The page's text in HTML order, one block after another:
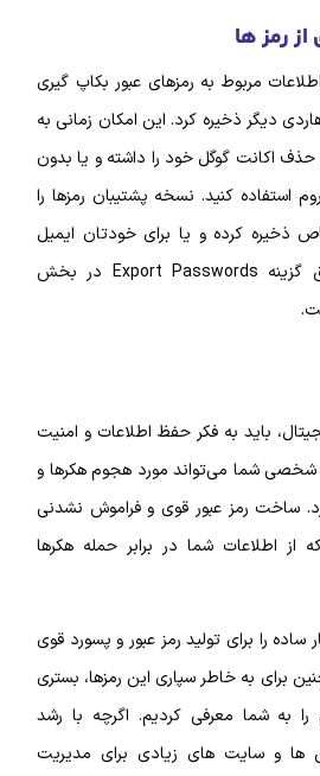
مربوط به رمز‌های عبور بکاپ‌ گیری
دیگر ذخیره کرد. این امکان زمانی به
اکانت گوگل خود را داشته و یا بدون
استفاده کنید. نسخه پشتیبان رمز‌ها را
کرده و یا برای خودتان‌ ایمیل
کنید. این امکان از طریق گزینه Export Passwords در بخش
باید به فکر حفظ اطلاعات و امنیت
شما می‌تواند مورد هجوم هکر‌ها و
ساخت رمز عبور قوی و فراموش نشدنی
از اطلاعات شما در برابر حمله هکر‌ها
مطلب ۶ راهکار ساده را برای تولید رمز عبور و پسورد قوی
برای به خاطر سپاری این رمز‌ها، بستری
به شما معرفی کردیم. اگرچه با رشد
ها و سایت های زیادی برای مدیریت